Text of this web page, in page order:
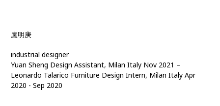
盧明庚
industrial designer
Yuan Sheng Design Assistant, Milan Italy Nov 2021 –
Leonardo Talarico Furniture Design Intern, Milan Italy Apr
2020 - Sep 2020